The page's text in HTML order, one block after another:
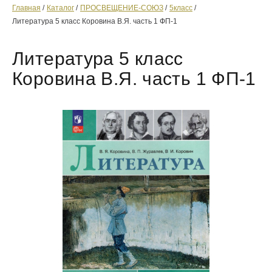
Главная Каталог ПРОСВЕЩЕНИЕ-СОЮЗ
5класс
Литература 5 класс Коровина В.Я. часть 1 ФП-1
Литература 5 класс
Коровина В.Я. часть 1 ФП-1